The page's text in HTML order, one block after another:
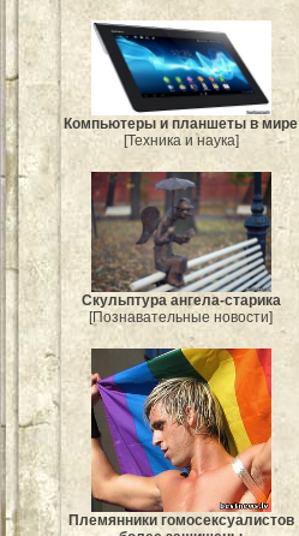
Компьютеры и планшеты в мире
[Техника и наука]
Скульптура ангела-старика
[Познавательные новости]
Племянники гомосексуалистов